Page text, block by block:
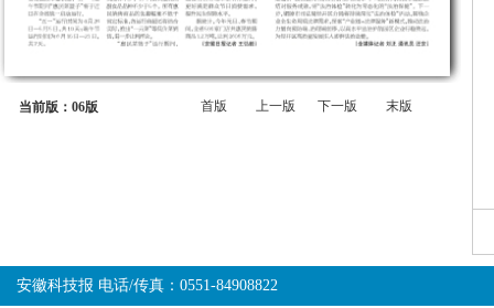
当前版：06版 首版 上一版 下一版 末版
安徽科技报 电话/传真：0551-84908822